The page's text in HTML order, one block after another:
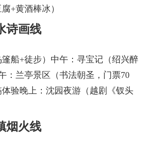
+黄酒棒冰）
诗画线
船+徒步）中午：寻宝记（绍兴醉
：兰亭景区（书法朝圣，门票70
验晚上：沈园夜游（越剧《钗头
烟火线